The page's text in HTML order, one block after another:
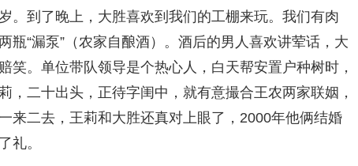
。到了晚上，大胜喜欢到我们的工棚来玩。我们有肉
瓶“漏泵”（农家自酿酒）。酒后的男人喜欢讲荤话，大
笑。单位带队领导是个热心人，白天帮安置户种树时，
，二十出头，正待字闺中，就有意撮合王农两家联姻，
来二去，王莉和大胜还真对上眼了，2000年他俩结婚
礼。